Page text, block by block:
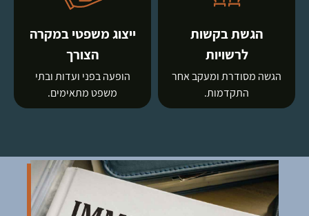
הגשת בקשות
לרשויות
הגשה מסודרת ומעקב אחר
התקדמות.
ייצוג משפטי במקרה
הצורך
הופעה בפני ועדות ובתי
משפט מתאימים.